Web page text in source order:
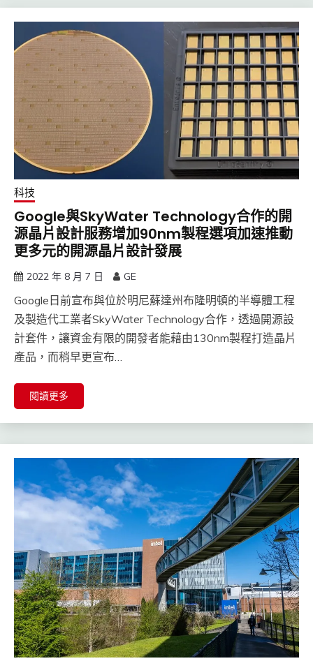
科技
Google與SkyWater Technology合作的開
源晶片設計服務增加90nm製程選項加速推動
更多元的開源晶片設計發展
2022 年 8 月 7 日 GE
Google日前宣布與位於明尼蘇達州布隆明頓的半導體工程
及製造代工業者SkyWater Technology合作，透過開源設
計套件，讓資金有限的開發者能藉由130nm製程打造晶片
產品，而稍早更宣布…
閱讀更多